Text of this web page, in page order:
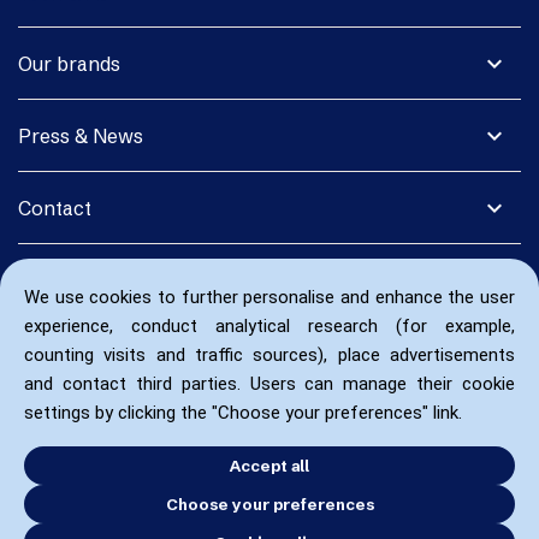
We use cookies to further personalise and enhance the user
experience, conduct analytical research (for example,
counting visits and traffic sources), place advertisements
and contact third parties. Users can manage their cookie
settings by clicking the "Choose your preferences" link.
Accept all
Choose your preferences
expand_more
Our brands
expand_more
Press & News
expand_more
Contact